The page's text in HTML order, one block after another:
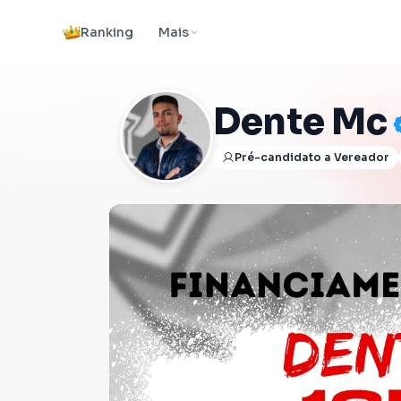
Ranking Mais
Dente Mc
Pré-candidato a Vereador